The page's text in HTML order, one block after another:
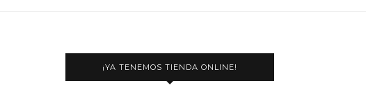
¡YA TENEMOS TIENDA ONLINE!